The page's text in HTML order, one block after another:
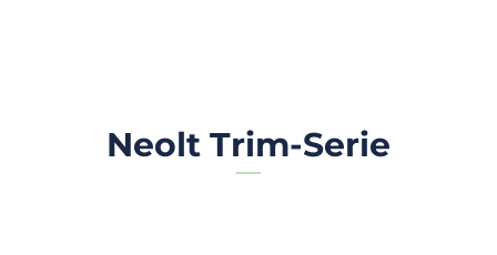
Neolt Trim-Serie